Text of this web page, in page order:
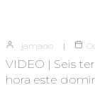
jamado
VIDEO | Seis
hora este